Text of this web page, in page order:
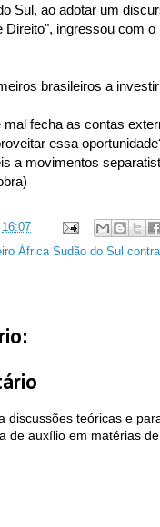
Sul, ao adotar um
ingressou com
brasileiros a
fecha as contas
essa
a movimentos
16:07
África Sudão do Sul
discussões teóricas e
de auxílio em matérias